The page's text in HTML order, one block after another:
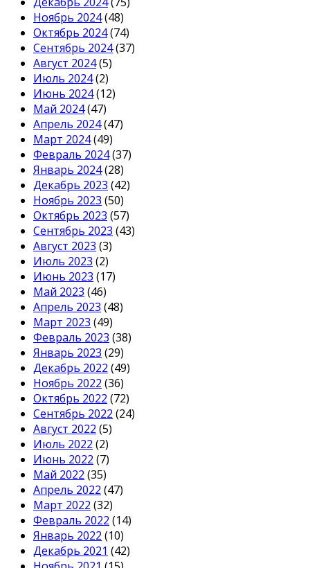
Ноябрь 2024(48)
Октябрь 2024(74)
Сентябрь 2024(37)
Август 2024(5)
Июль 2024(2)
Июнь 2024(12)
Май 2024(47)
Апрель 2024(47)
Март 2024(49)
Февраль 2024(37)
Январь 2024(28)
Декабрь 2023 (42)
Ноябрь 2023 (50)
Октябрь 2023 (57)
Сентябрь 2023 (43)
Август 2023 (3)
Июль 2023 (2)
Июнь 2023 (17)
Май 2023 (46)
Апрель 2023 (48)
Март 2023 (49)
Февраль 2023 (38)
Январь 2023 (29)
Декабрь 2022 (49)
Ноябрь 2022 (36)
Октябрь 2022 (72)
Сентябрь 2022 (24)
Август 2022 (5)
Июль 2022 (2)
Июнь 2022 (7)
Май 2022 (35)
Апрель 2022 (47)
Март 2022 (32)
Февраль 2022 (14)
Январь 2022 (10)
Декабрь 2021 (42)